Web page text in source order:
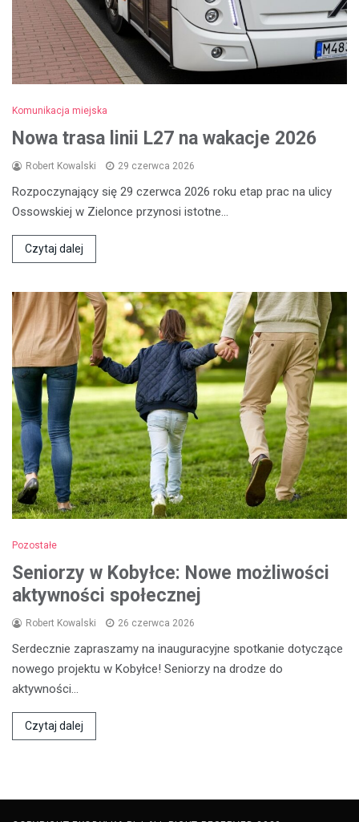
Komunikacja miejska
Nowa trasa linii L27 na wakacje 2026
Robert Kowalski 29 czerwca 2026
Rozpoczynający się 29 czerwca 2026 roku etap prac na ulicy
Ossowskiej w Zielonce przynosi istotne…
Czytaj dalej
Pozostałe
Seniorzy w Kobyłce: Nowe możliwości
aktywności społecznej
Robert Kowalski 26 czerwca 2026
Serdecznie zapraszamy na inauguracyjne spotkanie dotyczące
nowego projektu w Kobyłce! Seniorzy na drodze do
aktywności…
Czytaj dalej